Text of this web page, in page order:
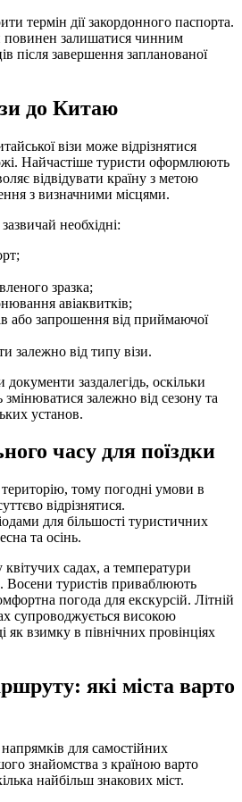
термін дії закордонного паспорта.
повинен залишатися чинним
після завершення запланованої
до Китаю
візи може відрізнятися
Найчастіше туристи оформлюють
відвідувати країну з метою
з визначними місцями.
необхідні:
зразка;
авіаквитків;
або запрошення від приймаючої
залежно від типу візи.
заздалегідь, оскільки
залежно від сезону та
установ.
часу для поїздки
тому погодні умови в
відрізнятися.
для більшості туристичних
та осінь.
садах, а температури
Восени туристів приваблюють
погода для екскурсій. Літній
супроводжується високою
як взимку в північних провінціях
які міста варто
для самостійних
знайомства з країною варто
найбільш знакових міст.